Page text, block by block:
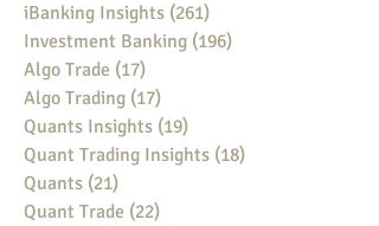
iBanking Insights (261)
Investment Banking (196)
Algo Trade (17)
Algo Trading (17)
Quants Insights (19)
Quant Trading Insights (18)
Quants (21)
Quant Trade (22)